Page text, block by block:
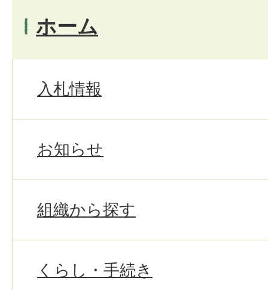
ホーム
入札情報
お知らせ
組織から探す
くらし・手続き